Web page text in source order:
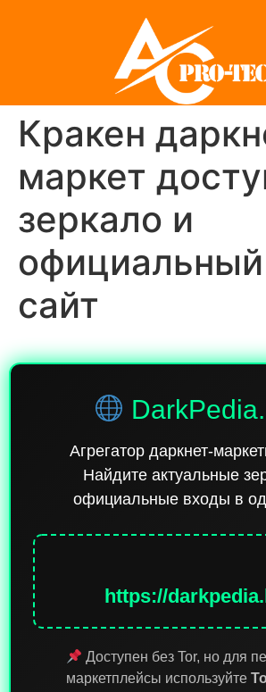
Кракен
маркет
зеркало и
сайт
Агрегатор даркнет-
Найдите актуальные
официальные входы в
https://
Доступен без Tor, но для
маркетплейсы используйте